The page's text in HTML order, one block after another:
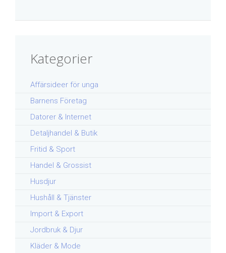
Kategorier
Affärsideer för unga
Barnens Företag
Datorer & Internet
Detaljhandel & Butik
Fritid & Sport
Handel & Grossist
Husdjur
Hushåll & Tjänster
Import & Export
Jordbruk & Djur
Kläder & Mode